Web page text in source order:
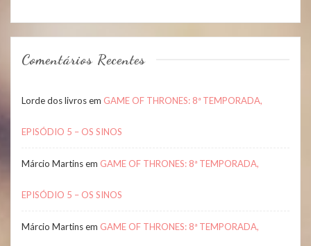
Comentários Recentes
Lorde dos livrosem GAME OF THRONES: 8ª TEMPORADA,
EPISÓDIO 5 – OS SINOS
Márcio Martinsem GAME OF THRONES: 8ª TEMPORADA,
EPISÓDIO 5 – OS SINOS
Márcio Martinsem GAME OF THRONES: 8ª TEMPORADA,